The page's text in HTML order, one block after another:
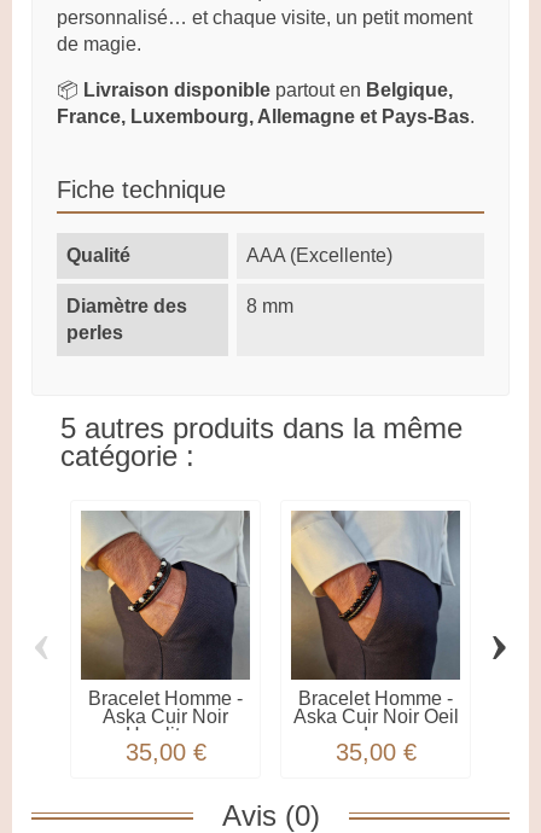
personnalisé… et chaque visite, un petit moment
de magie.
📦 Livraison disponible partout en Belgique,
France, Luxembourg, Allemagne et Pays-Bas.
Fiche technique
Qualité AAA (Excellente)
Diamètre des
perles
8 mm
5 autres produits dans la même
catégorie :
Bracelet Homme -
Aska Cuir Noir
Howlite...
35,00 €
Bracelet Homme -
Aska Cuir Noir Oeil
de...
35,00 €
‹ ›
Avis (0)